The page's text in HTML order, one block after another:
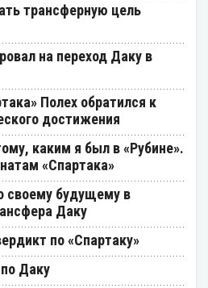
трансферную цель
на переход Даку в
Полех обратился к
достижения
каким я был в «Рубине».
«Спартака»
своему будущему в
Даку
по «Спартаку»
Даку